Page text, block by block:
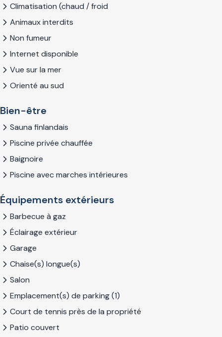
Climatisation (chaud / froid
Animaux interdits
Non fumeur
Internet disponible
Vue sur la mer
Orienté au sud
Bien-être
Sauna finlandais
Piscine privée chauffée
Baignoire
Piscine avec marches intérieures
Équipements extérieurs
Barbecue à gaz
Éclairage extérieur
Garage
Chaise(s) longue(s)
Salon
Emplacement(s) de parking (1)
Court de tennis près de la propriété
Patio couvert